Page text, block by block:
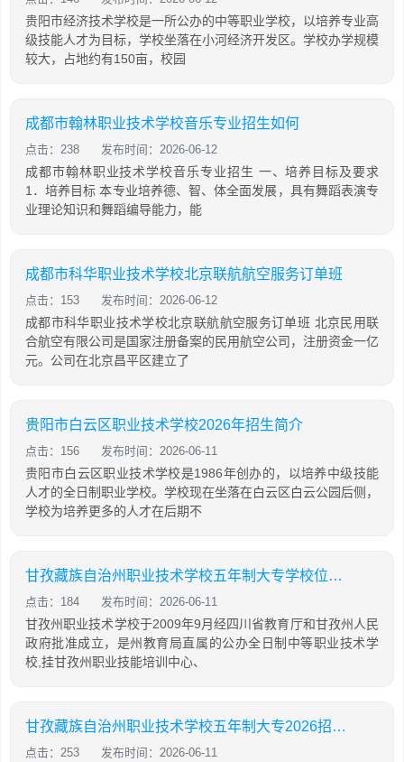
贵阳市经济技术学校是一所公办的中等职业学校，以培养专业高
级技能人才为目标，学校坐落在小河经济开发区。学校办学规模
较大，占地约有150亩，校园
成都市翰林职业技术学校音乐专业招生如何
点击：238 发布时间：2026-06-12
成都市翰林职业技术学校音乐专业招生 一、培养目标及要求
1．培养目标 本专业培养德、智、体全面发展，具有舞蹈表演专
业理论知识和舞蹈编导能力，能
成都市科华职业技术学校北京联航航空服务订单班
点击：153 发布时间：2026-06-12
成都市科华职业技术学校北京联航航空服务订单班 北京民用联
合航空有限公司是国家注册备案的民用航空公司，注册资金一亿
元。公司在北京昌平区建立了
贵阳市白云区职业技术学校2026年招生简介
点击：156 发布时间：2026-06-11
贵阳市白云区职业技术学校是1986年创办的，以培养中级技能
人才的全日制职业学校。学校现在坐落在白云区白云公园后侧，
学校为培养更多的人才在后期不
甘孜藏族自治州职业技术学校五年制大专学校位置「2026年更新」
点击：184 发布时间：2026-06-11
甘孜州职业技术学校于2009年9月经四川省教育厅和甘孜州人民
政府批准成立，是州教育局直属的公办全日制中等职业技术学
校,挂甘孜州职业技能培训中心、
甘孜藏族自治州职业技术学校五年制大专2026招生计划「2026年更新」
点击：253 发布时间：2026-06-11